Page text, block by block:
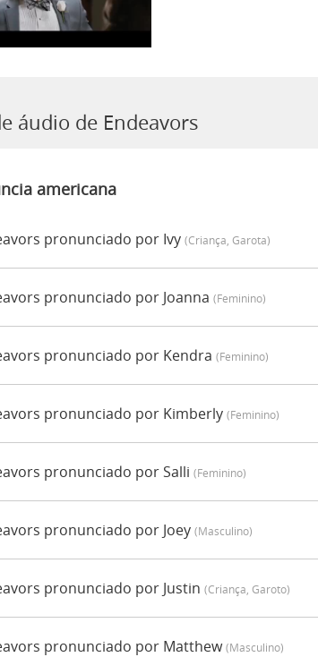
áudio de Endeavors
americana
pronunciado por Ivy (criança, Garota)
pronunciado por Joanna (feminino)
pronunciado por Kendra (feminino)
pronunciado por Kimberly (feminino)
pronunciado por Salli (feminino)
pronunciado por Joey (masculino)
pronunciado por Justin (criança, Garoto)
pronunciado por Matthew(masculino)